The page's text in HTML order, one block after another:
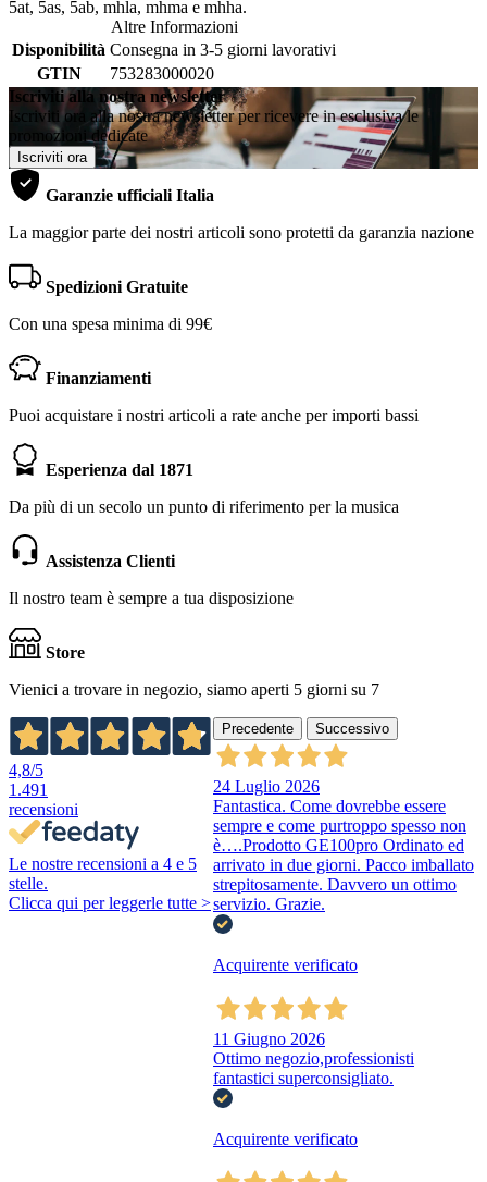
5at, 5as, 5ab, mhla, mhma e mhha.
Altre Informazioni
Disponibilità Consegna in 3-5 giorni lavorativi
GTIN
753283000020
Iscriviti alla nostra newsletter
Iscriviti ora alla nostra newsletter per ricevere in esclusiva le
promozioni dedicate
Iscriviti ora
Garanzie ufficiali Italia
La maggior parte dei nostri articoli sono protetti da garanzia nazione
Spedizioni Gratuite
Con una spesa minima di 99€
Finanziamenti
Puoi acquistare i nostri articoli a rate anche per importi bassi
Esperienza dal 1871
Da più di un secolo un punto di riferimento per la musica
Assistenza Clienti
Il nostro team è sempre a tua disposizione
Store
Vienici a trovare in negozio, siamo aperti 5 giorni su 7
4,8/5
1.491
recensioni
Le nostre recensioni a 4 e 5
stelle.
Clicca qui per leggerle tutte >
Precedente Successivo
24 Luglio 2026
Fantastica. Come dovrebbe essere
sempre e come purtroppo spesso non
è….Prodotto GE100pro Ordinato ed
arrivato in due giorni. Pacco imballato
strepitosamente. Davvero un ottimo
servizio. Grazie.
Acquirente verificato
11 Giugno 2026
Ottimo negozio,professionisti
fantastici superconsigliato.
Acquirente verificato